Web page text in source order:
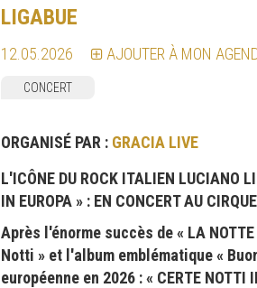
LIGABUE
12.05.2026 AJOUTER À MON
CONCERT
ORGANISÉ PAR : GRACIA LIVE
L'ICÔNE DU ROCK ITALIEN LUCIANO
IN EUROPA » : EN CONCERT AU
Après l'énorme succès de « LA
Notti » et l'album emblématique «
européenne en 2026 : « CERTE